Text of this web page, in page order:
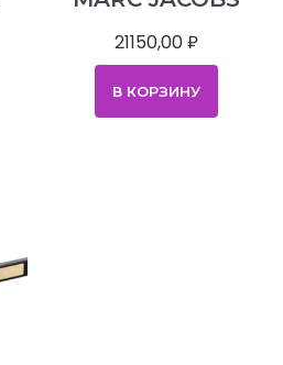
21150,00₽
В КОРЗИНУ